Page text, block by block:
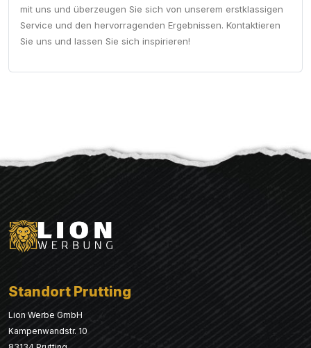
mit uns und überzeugen Sie sich von unserem erstklassigen
Service und den hervorragenden Ergebnissen. Kontaktieren
Sie uns und lassen Sie sich inspirieren!
Standort Prutting
Lion Werbe GmbH
Kampenwandstr. 10